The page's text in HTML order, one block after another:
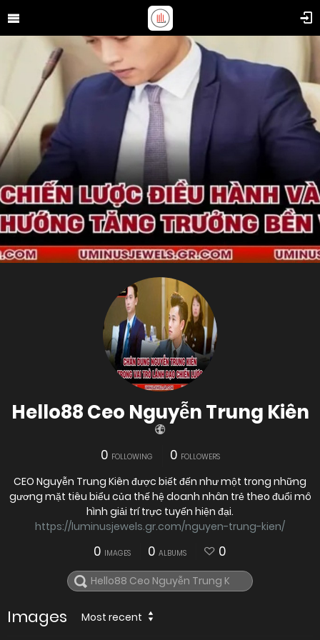
Hello88 Ceo Nguyễn Trung Kiên
0 FOLLOWING 0 FOLLOWERS
CEO Nguyễn Trung Kiên được biết đến như một trong những
gương mặt tiêu biểu của thế hệ doanh nhân trẻ theo đuổi mô
hình giải trí trực tuyến hiện đại.
https://luminusjewels.gr.com/nguyen-trung-kien/
0 IMAGES 0 ALBUMS 0
Images Most recent